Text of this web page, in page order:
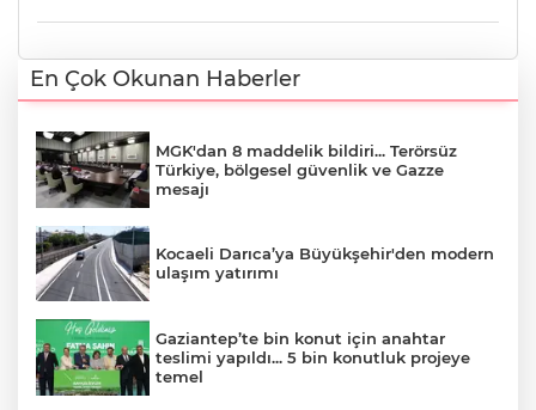
En Çok Okunan Haberler
MGK'dan 8 maddelik bildiri... Terörsüz
Türkiye, bölgesel güvenlik ve Gazze
mesajı
Kocaeli Darıca’ya Büyükşehir'den modern
ulaşım yatırımı
Gaziantep’te bin konut için anahtar
teslimi yapıldı... 5 bin konutluk projeye
temel